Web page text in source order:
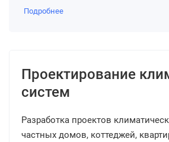
Подробнее
Проектирование
систем
Разработка проектов
частных домов, коттеджей,